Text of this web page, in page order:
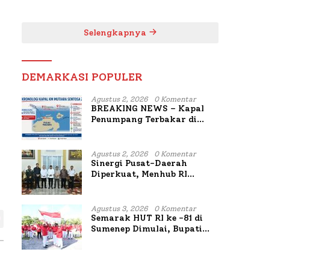
Mutiara Sentosa IISelengkapnya
DEMARKASI POPULER
Agustus 2, 2026 0 Komentar
BREAKING NEWS – Kapal
Penumpang Terbakar di
Agustus 2, 2026 0 Komentar
Sinergi Pusat-Daerah
Diperkuat, Menhub RI
Mutiara Sentosa II
Agustus 3, 2026 0 Komentar
Semarak HUT RI ke -81 di
Sumenep Dimulai, Bupati